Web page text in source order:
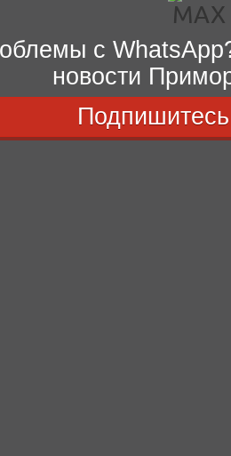
с
новости